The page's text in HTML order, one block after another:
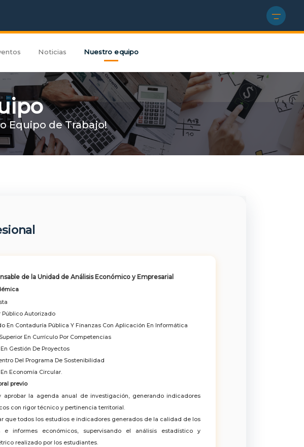
Noticias Nuestro equipo
Equipo de Trabajo!
de la Unidad de Análisis Económico y Empresarial
Público Autorizado
En Contaduría Pública Y Finanzas Con Aplicación En Informática
En Currículo Por Competencias
Gestión De Proyectos
Del Programa De Sostenibilidad
Economía Circular.
previo
aprobar la agenda anual de investigación, generando indicadores
con rigor técnico y pertinencia territorial.
que todos los estudios e indicadores generados de la calidad de los
e informes económicos, supervisando el análisis estadístico y
realizado por los estudiantes.